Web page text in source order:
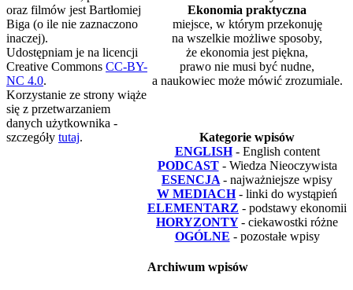
Ekonomia praktyczna
miejsce, w którym przekonuję
na wszelkie możliwe sposoby,
że ekonomia jest piękna,
prawo nie musi być nudne,
a naukowiec może mówić zrozumiale.
Kategorie wpisów
ENGLISH - English content
PODCAST - Wiedza Nieoczywista
ESENCJA - najważniejsze wpisy
W MEDIACH - linki do wystąpień
ELEMENTARZ - podstawy ekonomii
HORYZONTY - ciekawostki różne
OGÓLNE - pozostałe wpisy
Archiwum wpisów
oraz filmów jest Bartłomiej
Biga (o ile nie zaznaczono
inaczej).
Udostępniam je na licencji
Creative Commons CC-BY-
NC 4.0.
Korzystanie ze strony wiąże
się z przetwarzaniem
danych użytkownika -
szczegóły tutaj.